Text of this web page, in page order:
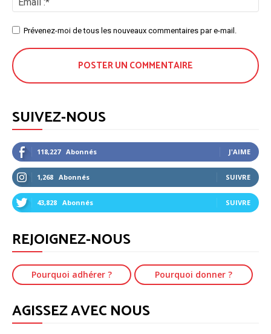
Prévenez-moi de tous les nouveaux commentaires par e-mail.
SUIVEZ-NOUS
118,227 Abonnés J'AIME
1,268 Abonnés SUIVRE
43,828 Abonnés SUIVRE
REJOIGNEZ-NOUS
Pourquoi adhérer ? Pourquoi donner ?
AGISSEZ AVEC NOUS